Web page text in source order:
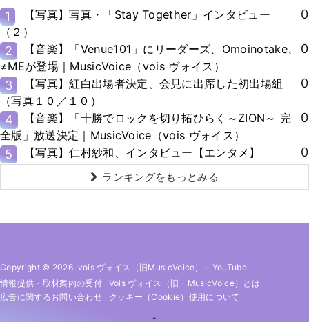
1
【写真】写真・「Stay Together」インタビュー
（２）
0
2
【音楽】「Venue101」にリーダーズ、Omoinotake、
≠MEが登場｜MusicVoice（vois ヴォイス）
0
3
【写真】紅白出場者決定、会見に出席した初出場組
（写真１０／１０）
0
4
【音楽】「十勝でロックを切り拓ひらく～ZION～ 完
全版」放送決定｜MusicVoice（vois ヴォイス）
0
5 【写真】仁村紗和、インタビュー【エンタメ】 0
ランキングをもっとみる
Copyright © 2026. vois ヴォイス（旧MusicVoice） - YouTube
情報提供・取材案内の受付
Vois ヴォイス（旧・MusicVoice）とは
広告に関するお問い合わせ
クッキー（cookie）使用について
-